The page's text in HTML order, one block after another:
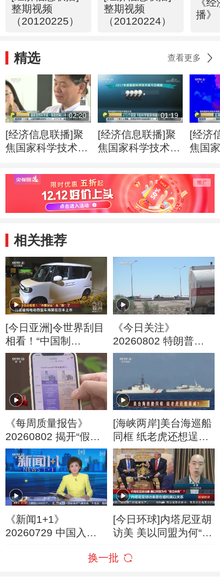
整期视频
（20120225）
整期视频
（20120224）
播》
精选 查看更多
02:20
[经济信息联播]聚
焦国家科学技术奖
科学奖一等奖时隔
11年迎来“双响”
01:19
[经济信息联播]聚
焦国家科学技术奖
9名科学家获得国
家科学技术奖
[经济
焦国
云德
家最
相关推荐
[今日亚洲]令世界刮目
相看！“中国制
造”变“酷”了
《今日关注》
20260802 特朗普叫
停“最大规模”打击 伊
《每周质量报告》
20260802 揭开“假洋
牌”的真面目
[海峡两岸]美台海巡船
同框 纸老虎还想逞
威？
《新闻1+1》
20260729 中国入境
[今日环球]内塔尼亚胡
访美 美以同盟为何“貌
换一批